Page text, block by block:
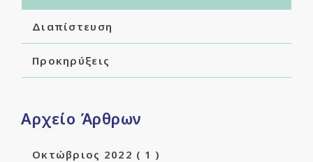
Διαπίστευση
Προκηρύξεις
Αρχείο Άρθρων
Οκτώβριος 2022 ( 1 )